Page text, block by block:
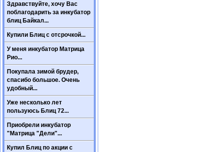
Здравствуйте, хочу Вас
поблагодарить за инкубатор
блиц Байкал...
Купили Блиц с отсрочкой...
У меня инкубатор Матрица
Рио...
Покупала зимой брудер,
спасибо большое. Очень
удобный...
Уже несколько лет
пользуюсь Блиц 72...
Приобрели инкубатор
"Матрица "Дели"...
Купил Блиц по акции с